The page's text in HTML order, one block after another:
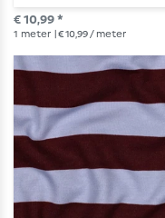
€ 10,99 *
1 meter | € 10,99 / meter